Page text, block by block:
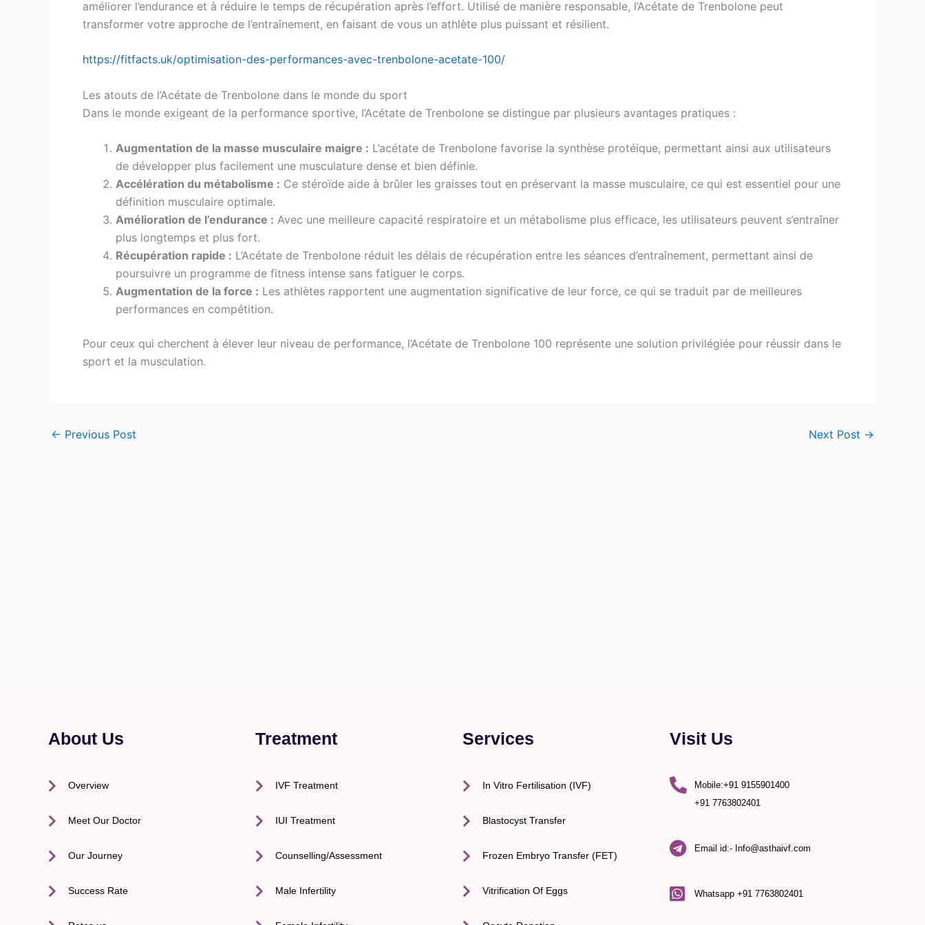
améliorer l’endurance et à réduire le temps de récupération après l’effort. Utilisé de manière responsable, l’Acétate de Trenbolone peut
transformer votre approche de l’entraînement, en faisant de vous un athlète plus puissant et résilient.
https://fitfacts.uk/optimisation-des-performances-avec-trenbolone-acetate-100/
Les atouts de l’Acétate de Trenbolone dans le monde du sport
Dans le monde exigeant de la performance sportive, l’Acétate de Trenbolone se distingue par plusieurs avantages pratiques :
Augmentation de la masse musculaire maigre : L’acétate de Trenbolone favorise la synthèse protéique, permettant ainsi aux utilisateurs
de développer plus facilement une musculature dense et bien définie.
Accélération du métabolisme : Ce stéroïde aide à brûler les graisses tout en préservant la masse musculaire, ce qui est essentiel pour une
définition musculaire optimale.
Amélioration de l’endurance : Avec une meilleure capacité respiratoire et un métabolisme plus efficace, les utilisateurs peuvent s’entraîner
plus longtemps et plus fort.
Récupération rapide : L’Acétate de Trenbolone réduit les délais de récupération entre les séances d’entraînement, permettant ainsi de
poursuivre un programme de fitness intense sans fatiguer le corps.
Augmentation de la force : Les athlètes rapportent une augmentation significative de leur force, ce qui se traduit par de meilleures
performances en compétition.
Pour ceux qui cherchent à élever leur niveau de performance, l’Acétate de Trenbolone 100 représente une solution privilégiée pour réussir dans le
sport et la musculation.
← Previous Post Next Post →
About Us
Overview
Meet Our Doctor
Our Journey
Success Rate
Treatment
IVF Treatment
IUI Treatment
Counselling/Assessment
Male Infertility
Services
In Vitro Fertilisation (IVF)
Blastocyst Transfer
Frozen Embryo Transfer (FET)
Vitrification Of Eggs
Visit Us
Mobile:+91 9155901400
+91 7763802401
Email id:- Info@asthaivf.com
Whatsapp +91 7763802401